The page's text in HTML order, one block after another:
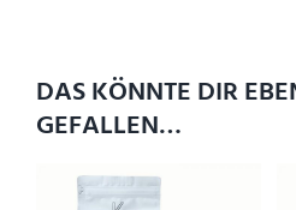
DAS KÖNNTE DIR
GEFALLEN…